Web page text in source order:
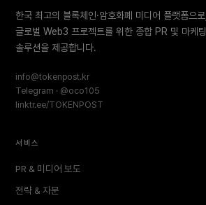
한국 최고의 블록체인·암호화폐 미디어 플랫폼으로,
글로벌 Web3 프로젝트를 위한 종합 PR 및 마케팅
솔루션을 제공합니다.
info@tokenpost.kr
Telegram · @oco105
linktr.ee/TOKENPOST
서비스
PR & 미디어 보도
전략 & 자문